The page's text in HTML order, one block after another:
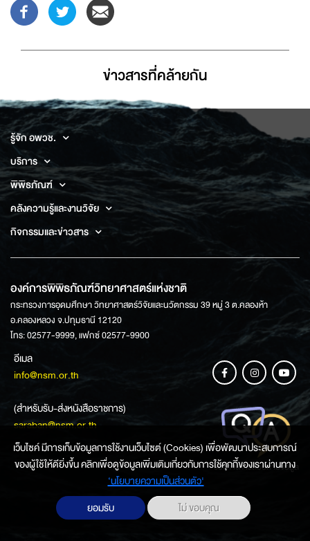
ข่าวสารที่่คล้ายกัน
รู้จัก อพวช.
บริการ
พิพิธภัณฑ์
คลังความรู้และงานวิจัย
กิจกรรมและข่าวสาร
องค์การพิพิธภัณฑ์วิทยาศาสตร์แห่งชาติ
กระทรวงการอุดมศึกษา วิทยาศาสตร์วิจัยและนวัตกรรม 39 หมู่ 3 ต.คลองห้า
อ.คลองหลวง จ.ปทุมธานี 12120
โทร: 02577-9999, แฟกซ์ 02577-9900
อีเมล
info@nsm.or.th
(สำหรับรับ-ส่งหนังสือราชการ)
saraban@nsm.or.th
ช่องทางการสอบถามข้อมูล
เว็บไซค์ มีการเก็บข้อมูลการใช้งานเว็บไซต์ (Cookies) เพื่อพัฒนาประสบการณ์
ของผู้ใช้ให้ดียิ่งขึ้น คลิกเพื่อดูข้อมูลเพิ่มเติมเกี่ยวกับการใช้คุกกี้ของเราผ่านทาง
‘นโยบายความเป็นส่วนตัว'
ยอมรับ
ไม่ ขอบคุณ